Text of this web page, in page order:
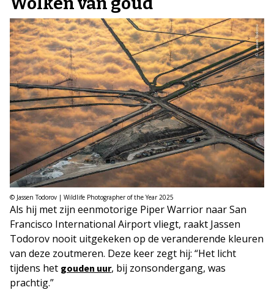
© Jassen Todorov | Wildlife Photographer of the Year 2025
Als hij met zijn eenmotorige Piper Warrior naar San
Francisco International Airport vliegt, raakt Jassen
Todorov nooit uitgekeken op de veranderende kleuren
van deze zoutmeren. Deze keer zegt hij: “Het licht
tijdens het gouden uur, bij zonsondergang, was
prachtig.”